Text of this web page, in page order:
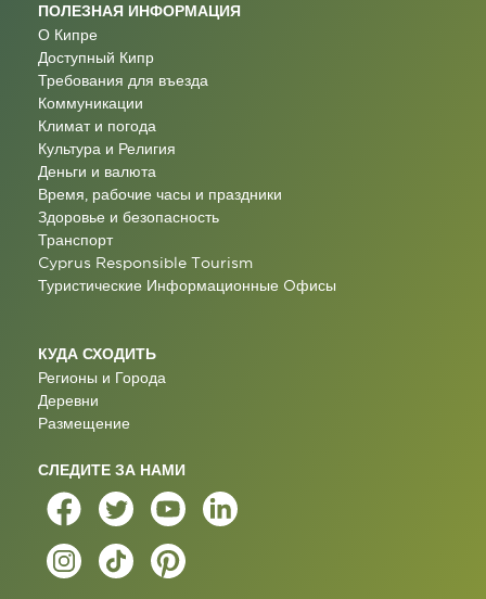
ПОЛЕЗНАЯ ИНФОРМАЦИЯ
О Кипре
Доступный Кипр
Требования для въезда
Коммуникации
Климат и погода
Культура и Религия
Деньги и валюта
Время, рабочие часы и праздники
Здоровье и безопасность
Транспорт
Cyprus Responsible Tourism
Туристические Информационные Oфисы
КУДА СХОДИТЬ
Регионы и Города
Деревни
Размещение
СЛЕДИТЕ ЗА НАМИ